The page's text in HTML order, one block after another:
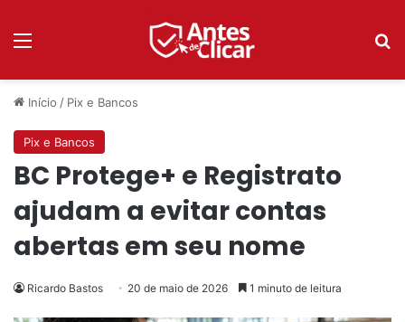
Início / Pix e Bancos
Pix e Bancos
BC Protege+ e Registrato
ajudam a evitar contas
abertas em seu nome
Ricardo Bastos 20 de maio de 2026 1 minuto de leitura